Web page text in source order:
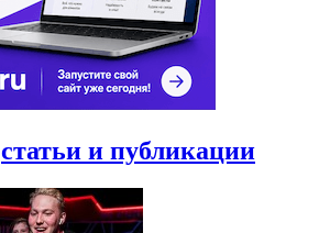
статьи и публикации